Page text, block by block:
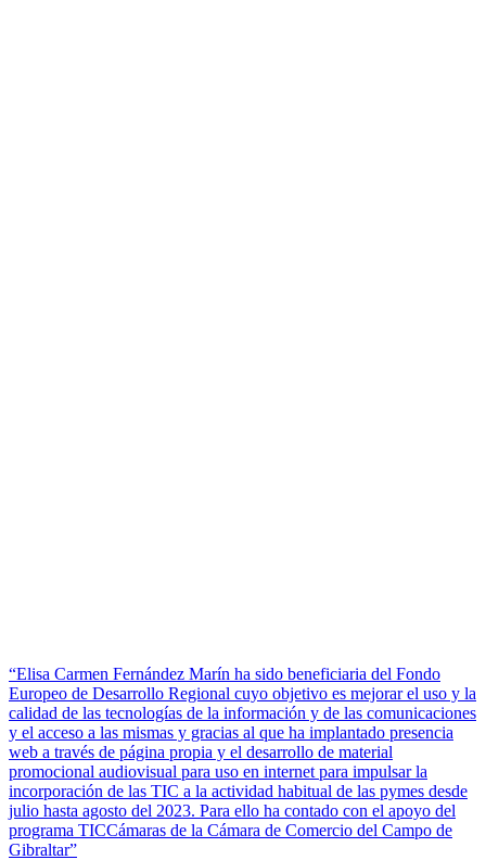
“Elisa Carmen Fernández Marín ha sido beneficiaria del Fondo
Europeo de Desarrollo Regional cuyo objetivo es mejorar el uso y la
calidad de las tecnologías de la información y de las comunicaciones
y el acceso a las mismas y gracias al que ha implantado presencia
web a través de página propia y el desarrollo de material
promocional audiovisual para uso en internet para impulsar la
incorporación de las TIC a la actividad habitual de las pymes desde
julio hasta agosto del 2023. Para ello ha contado con el apoyo del
programa TICCámaras de la Cámara de Comercio del Campo de
Gibraltar”